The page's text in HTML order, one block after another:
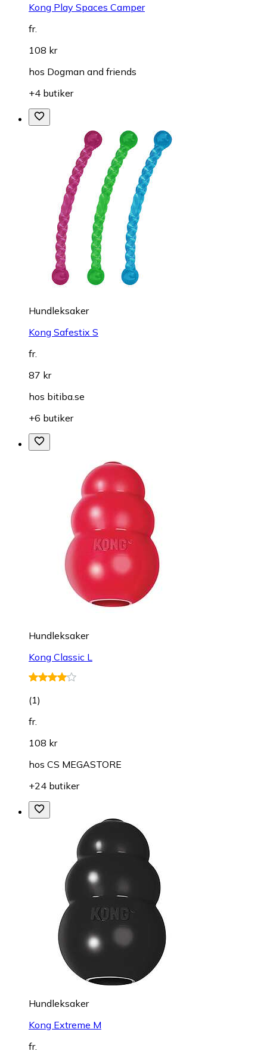
Kong Play Spaces Camper
fr.
108 kr
hos Dogman and friends
+4 butiker
Hundleksaker
Kong Safestix S
fr.
87 kr
hos bitiba.se
+6 butiker
Hundleksaker
Kong Classic L
(1)
fr.
108 kr
hos CS MEGASTORE
+24 butiker
Hundleksaker
Kong Extreme M
fr.